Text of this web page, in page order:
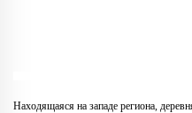
Находящаяся на западе региона,